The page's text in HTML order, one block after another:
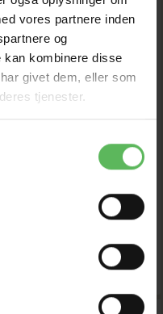
vores partnere inden
og
kan kombinere disse
givet dem, eller som
tjenester.
HANHUNDE
MAVEBÆLTE
Pris fra
51,92 DKK
7,08 DKK
Tilbud udløber 08/08/2026
WSHOP-
SE PRODUKTET